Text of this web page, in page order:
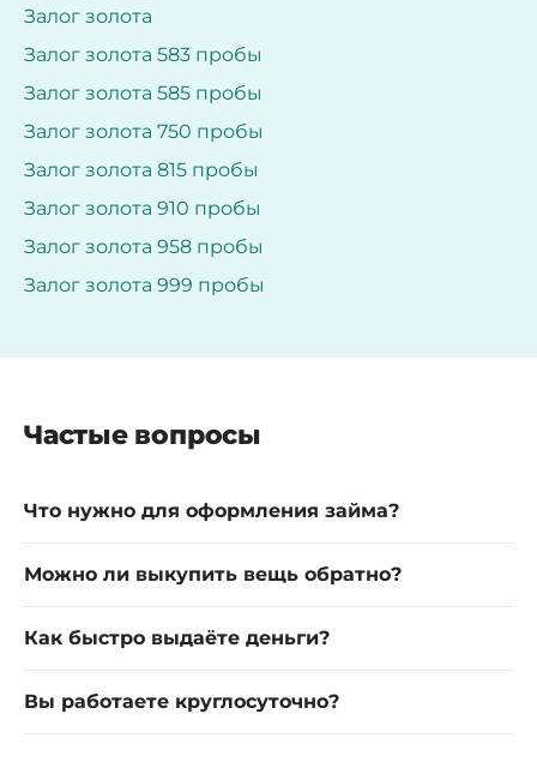
Залог золота
Залог золота 583 пробы
Залог золота 585 пробы
Залог золота 750 пробы
Залог золота 815 пробы
Залог золота 910 пробы
Залог золота 958 пробы
Залог золота 999 пробы
Частые вопросы
Что нужно для оформления займа?
Можно ли выкупить вещь обратно?
Как быстро выдаёте деньги?
Вы работаете круглосуточно?